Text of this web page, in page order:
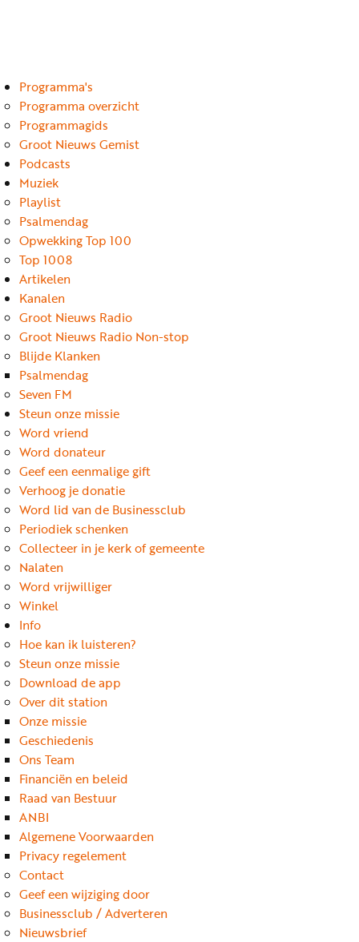
Programma's
Programma overzicht
Programmagids
Groot Nieuws Gemist
Podcasts
Muziek
Playlist
Psalmendag
Opwekking Top 100
Top 1008
Artikelen
Kanalen
Groot Nieuws Radio
Groot Nieuws Radio Non-stop
Blijde Klanken
Psalmendag
Seven FM
Steun onze missie
Word vriend
Word donateur
Geef een eenmalige gift
Verhoog je donatie
Word lid van de Businessclub
Periodiek schenken
Collecteer in je kerk of gemeente
Nalaten
Word vrijwilliger
Winkel
Info
Hoe kan ik luisteren?
Steun onze missie
Download de app
Over dit station
Onze missie
Geschiedenis
Ons Team
Financiën en beleid
Raad van Bestuur
ANBI
Algemene Voorwaarden
Privacy regelement
Contact
Geef een wijziging door
Businessclub / Adverteren
Nieuwsbrief
Podcasts
Muziek
Artikelen
Kanalen
Steun
onze
missie
Info
Word
nu
vriend
Businessclub
Adverteren
Winkel
Privacy
reglement
Algemene
voorwaarden